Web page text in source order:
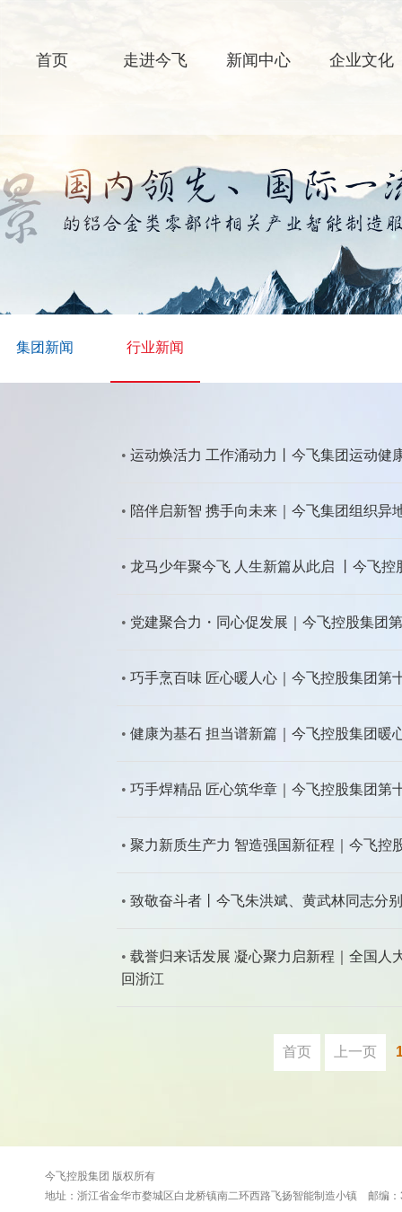
首页 走进今飞 新闻中心 企业文化
集团新闻 行业新闻
• 运动焕活力 工作涌动力丨今飞集团运动健
• 陪伴启新智 携手向未来｜今飞集团组织异
• 龙马少年聚今飞 人生新篇从此启 丨今飞
• 党建聚合力・同心促发展｜今飞控股集团
• 巧手烹百味 匠心暖人心｜今飞控股集团第
• 健康为基石 担当谱新篇｜今飞控股集团暖
• 巧手焊精品 匠心筑华章｜今飞控股集团第
• 聚力新质生产力 智造强国新征程｜今飞控
• 致敬奋斗者丨今飞朱洪斌、黄武林同志分
• 载誉归来话发展 凝心聚力启新程｜全国人
回浙江
首页 上一页
今飞控股集团 版权所有
地址：浙江省金华市婺城区白龙桥镇南二环西路飞扬智能制造小镇 邮